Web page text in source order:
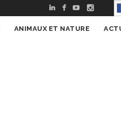
ANIMAUX ET NATURE